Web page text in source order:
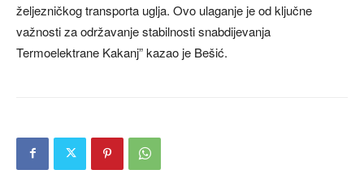
željezničkog transporta uglja. Ovo ulaganje je od ključne
važnosti za održavanje stabilnosti snabdijevanja
Termoelektrane Kakanj” kazao je Bešić.